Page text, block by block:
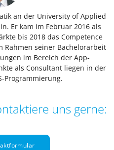
an der University of Applied
Er kam im Februar 2016 als
bis 2018 das Competence
Rahmen seiner Bachelorarbeit
im Bereich der App-
als Consultant liegen in der
Programmierung.
uns gerne: